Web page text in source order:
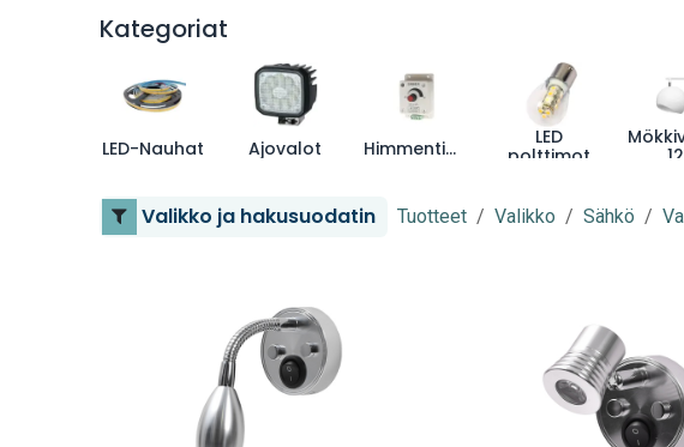
Kategoriat
LED-Nauhat Ajovalot Himmentimet
LED
polttimot
Valikko ja hakusuodatin Tuotteet Valikko Sähkö